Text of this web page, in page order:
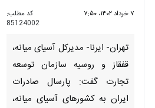
۷ خرداد ۱۴۰۲، ۷:۵۰
کد مطلب:
85124002
تهران- ایرنا- مدیرکل آسیای میانه،
قفقاز و روسیه سازمان توسعه
تجارت گفت: پارسال صادرات
ایران به کشورهای آسیای میانه،